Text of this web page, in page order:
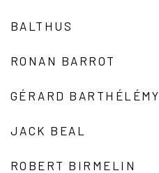
BALTHUS
RONAN BARROT
GÉRARD BARTHÉLÉMY
JACK BEAL
ROBERT BIRMELIN